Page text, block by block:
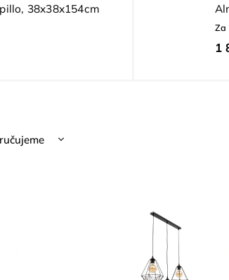
38x38x154cm
Za
1